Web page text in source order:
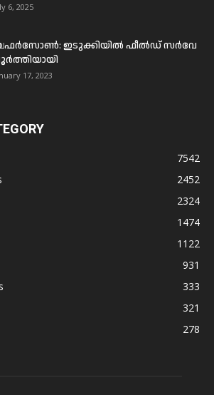
6, 2025
ഇടുക്കിയില്‍ ഫീല്‍ഡ് സര്‍വേ
17, 2023
7542
2452
2324
1474
1122
931
333
321
278